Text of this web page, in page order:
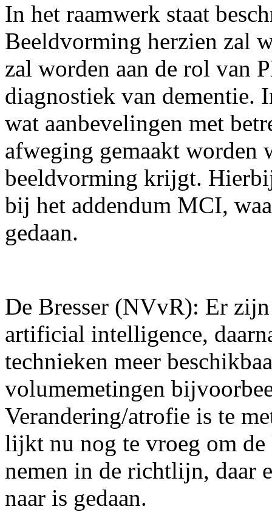
In het raamwerk staat
Beeldvorming herzien zal
zal worden aan de rol van
diagnostiek van dementie.
wat aanbevelingen met
afweging gemaakt worden
beeldvorming krijgt.
bij het addendum MCI,
gedaan.
De Bresser (NVvR): Er
artificial intelligence,
technieken meer
volumemetingen
Verandering/atrofie is te
lijkt nu nog te vroeg om
nemen in de richtlijn, daar
naar is gedaan.